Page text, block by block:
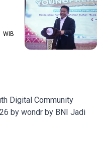
WIB
Digital Community
by wondr by BNI Jadi